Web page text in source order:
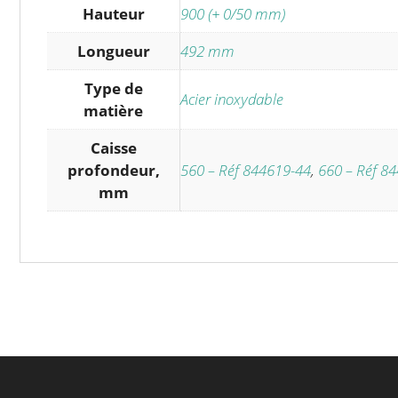
Hauteur
900 (+ 0/50 mm)
Longueur
492 mm
Type de
matière
Acier inoxydable
Caisse
profondeur,
mm
560 – Réf 844619-44, 660 – Réf